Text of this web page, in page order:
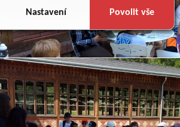
jejich služby.
Nastavení Povolit vše